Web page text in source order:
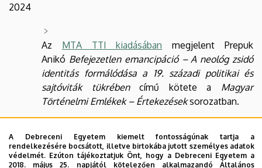
2024
Az MTA TTI kiadásában megjelent Prepuk
Anikó Befejezetlen emancipáció – A neológ zsidó
identitás formálódása a 19. századi politikai és
sajtóviták tükrébencímű kötete a Magyar
Történelmi Emlékek – Értekezéseksorozatban.
A Tempus Közalapítvány a napokban kiírta a
2025/26-os évben igénybe vehető Collegium
A Debreceni Egyetem kiemelt fontosságúnak tartja a
rendelkezésére bocsátott, illetve birtokába jutott személyes adatok
védelmét. Ezúton tájékoztatjuk Önt, hogy a Debreceni Egyetem a
2018. május 25. napjától kötelezően alkalmazandó Általános